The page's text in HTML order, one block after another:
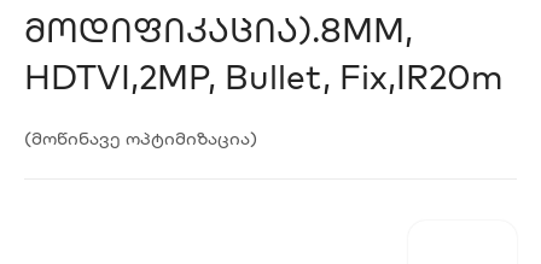
Მოდიფიკაცია).8MM,
HDTVI,2MP, Bullet, Fix,IR20m
(მოწინავე ოპტიმიზაცია)